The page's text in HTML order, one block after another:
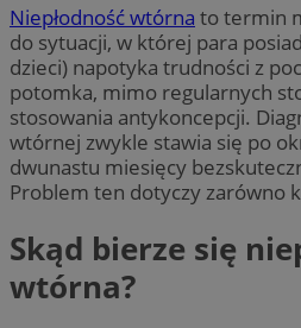
Niepłodność wtórna to termin
do sytuacji, w której para
dzieci) napotyka trudności z
potomka, mimo regularnych
stosowania antykoncepcji.
wtórnej zwykle stawia się po
dwunastu miesięcy
Problem ten dotyczy zarówno
Skąd bierze się
wtórna?